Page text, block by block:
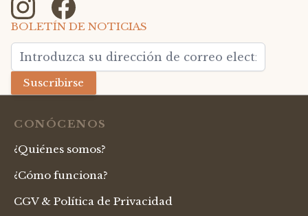
BOLETÍN DE NOTICIAS
Dirección de email
Suscribirse
CONÓCENOS
¿Quiénes somos?
¿Cómo funciona?
CGV & Política de Privacidad